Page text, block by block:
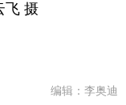
摄
编辑：李奥迪